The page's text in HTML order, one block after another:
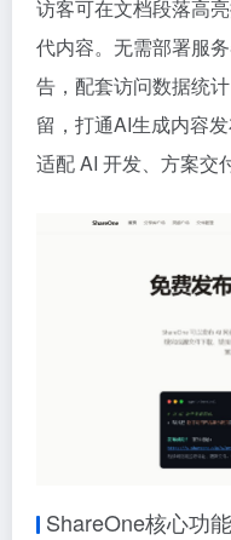
访客可在文档段落高
代内容。无需部署服
告，配套访问数据统
留，打通AI生成内容
适配 AI 开发、方案交
ShareOne核心功能